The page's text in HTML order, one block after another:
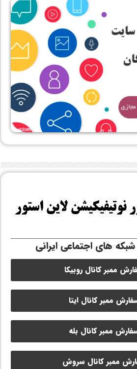
های اجتماعی ایرانی
ممبر کانال روبیکا
ممبر کانال ایتا
ممبر کانال بله
ممبر کانال سروش